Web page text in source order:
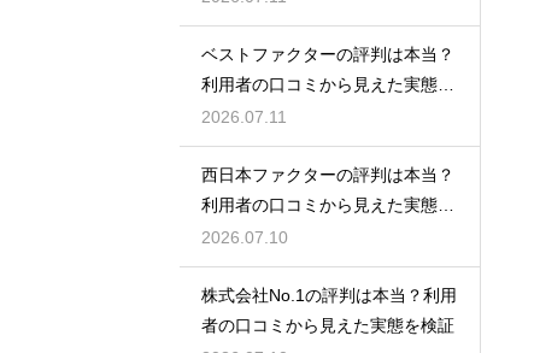
ベストファクターの評判は本当？
利用者の口コミから見えた実態を
検証
2026.07.11
西日本ファクターの評判は本当？
利用者の口コミから見えた実態を
検証
2026.07.10
株式会社No.1の評判は本当？利用
者の口コミから見えた実態を検証